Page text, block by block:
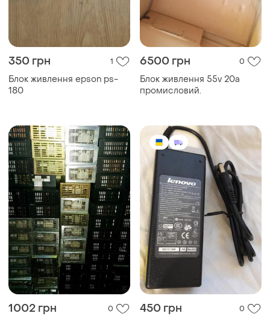
350 грн 1
Блок живлення epson ps-
180
6500 грн 0
Блок живлення 55v 20a
промисловий.
1002 грн 0 450 грн 0